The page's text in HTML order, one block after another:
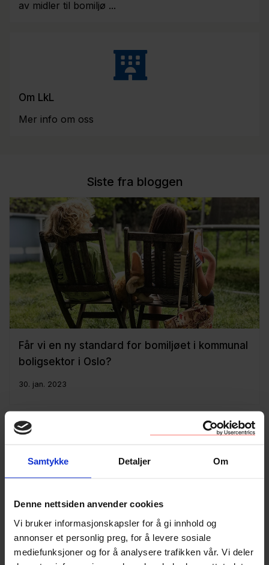
Samtykke Detaljer Om
Denne nettsiden anvender cookies
Vi bruker informasjonskapsler for å gi innhold og
annonser et personlig preg, for å levere sosiale
mediefunksjoner og for å analysere trafikken vår. Vi deler
av midler til bomiljø ...
Om LkL
Mer info om oss
Siste fra bloggen
Får vi en ny standard for bomiljøet i kommunal
boligsektor i Oslo?
30. jan. 2023
Byrådet jobber med ny forskrift om tildeling